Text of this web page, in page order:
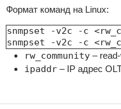
Формат команд на Linux:
snmpset -v2c -c
snmpset -v2c -c
rw_community–
ipaddr– IP адрес